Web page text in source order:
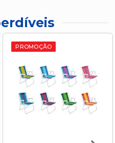
PROMOÇÃO